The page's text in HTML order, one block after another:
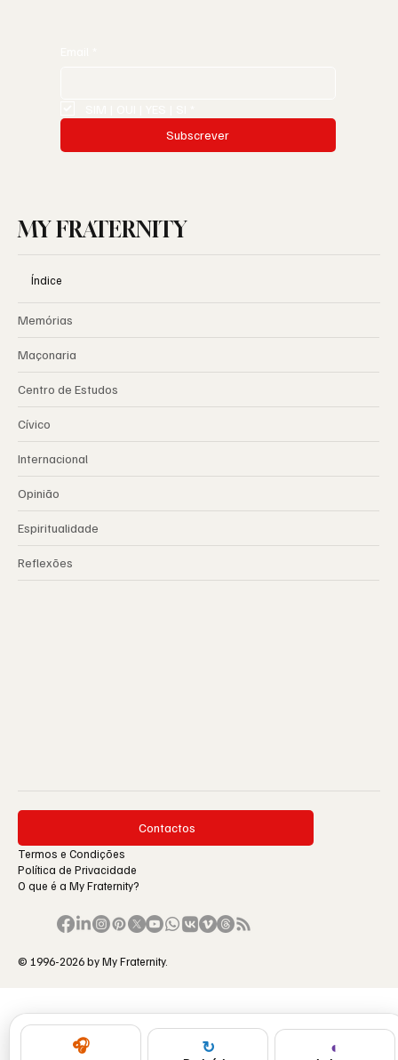
Subscrever
MY FRATERNITY
Índice
Memórias
Maçonaria
Centro de Estudos
Cívico
Internacional
Opinião
Espiritualidade
Reflexões
Contactos
Termos e Condições
Política de Privacidade
O que é a My Fraternity?
© 1996-2026 by My Fraternity.
🎧 ↻ ◐